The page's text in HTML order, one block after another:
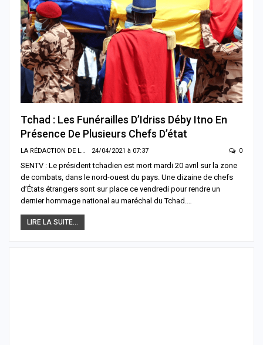
Tchad : Les Funérailles D’Idriss Déby Itno En
Présence De Plusieurs Chefs D’état
24/04/2021 à 07:37 0
SENTV : Le président tchadien est mort mardi 20 avril sur la zone
de combats, dans le nord-ouest du pays. Une dizaine de chefs
d’États étrangers sont sur place ce vendredi pour rendre un
dernier hommage national au maréchal du Tchad.…
LIRE LA SUITE...